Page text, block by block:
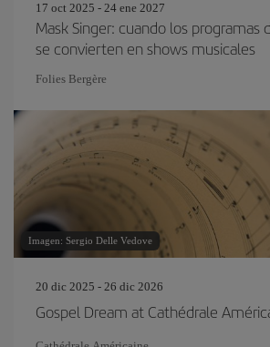
17 oct 2025 - 24 ene 2027
Mask Singer: cuando los programas
se convierten en shows musicales
Folies Bergère
Imagen: Sergio Delle Vedove
20 dic 2025 - 26 dic 2026
Gospel Dream at Cathédrale